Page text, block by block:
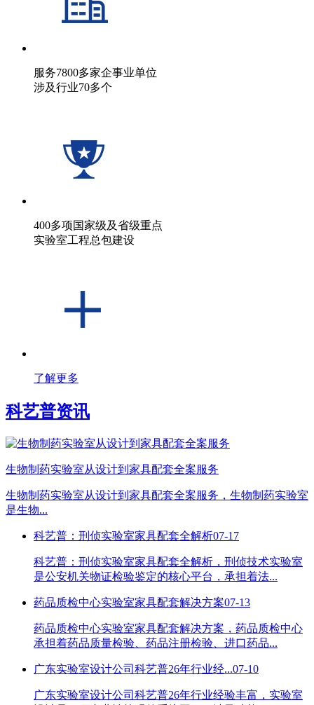
服务7800多家企事业单位
涉及行业70多个
400多项国家级及省级重点
实验室工程总包建设
了解更多
科艺普资讯
生物制药实验室从设计到家具配套全案服务
生物制药实验室从设计到家具配套全案服务，生物制药实验室
是生物...
科艺普：刑侦实验室家具配套全解析07-17
科艺普：刑侦实验室家具配套全解析，刑侦技术实验室
是公安机关物证检验鉴定的核心平台，承担着法...
药品质检中心实验室家具配套解决方案07-13
药品质检中心实验室家具配套解决方案，药品质检中心
承担着药品质量检验、药品注册检验、进口药品...
广东实验室设计公司科艺普26年行业经...07-10
广东实验室设计公司科艺普26年行业经验丰富，实验室